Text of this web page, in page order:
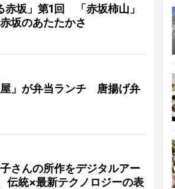
赤坂」第1回 「赤坂柿山」
坂のあたたかさ
」が弁当ランチ 唐揚げ弁
さんの所作をデジタルアー
統×最新テクノロジーの表